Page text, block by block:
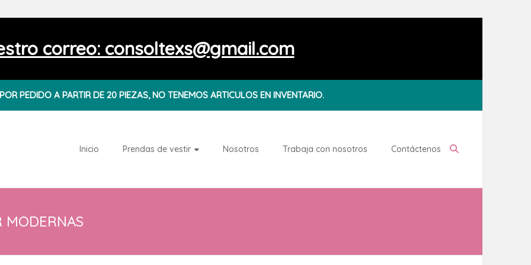
correo: consoltexs@gmail.com
PEDIDO A PARTIR DE 20 PIEZAS, NO TENEMOS ARTICULOS EN INVENTARIO.
Inicio Prendas de vestir Nosotros Trabaja con nosotros Contáctenos
MODERNAS